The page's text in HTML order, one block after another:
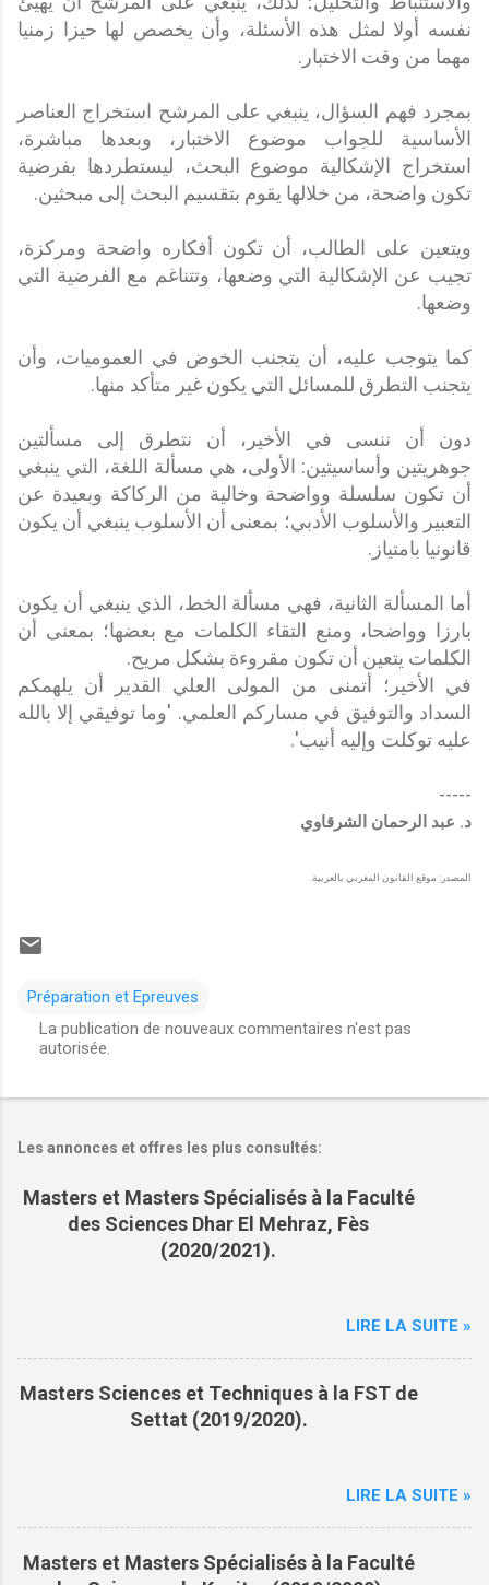
نفسه أولا لمثل هذه الأسئلة، وأن يخصص لها حيزا زمنيا
مهما من وقت الاختبار.
بمجرد فهم السؤال، ينبغي على المرشح استخراج العناصر
الأساسية للجواب موضوع الاختبار، وبعدها مباشرة،
استخراج الإشكالية موضوع البحث، ليستطردها بفرضية
تكون واضحة، من خلالها يقوم بتقسيم البحث إلى مبحثين.
ويتعين على الطالب، أن تكون أفكاره واضحة ومركزة،
تجيب عن الإشكالية التي وضعها، وتتناغم مع الفرضية التي
وضعها.
كما يتوجب عليه، أن يتجنب الخوض في العموميات، وأن
يتجنب التطرق للمسائل التي يكون غير متأكد منها.
دون أن ننسى في الأخير، أن نتطرق إلى مسألتين
جوهريتين وأساسيتين: الأولى، هي مسألة اللغة، التي ينبغي
أن تكون سلسلة وواضحة وخالية من الركاكة وبعيدة عن
التعبير والأسلوب الأدبي؛ بمعنى أن الأسلوب ينبغي أن يكون
قانونيا بامتياز.
أما المسألة الثانية، فهي مسألة الخط، الذي ينبغي أن يكون
بارزا وواضحا، ومنع التقاء الكلمات مع بعضها؛ بمعنى أن
الكلمات يتعين أن تكون مقروءة بشكل مريح.
في الأخير؛ أتمنى من المولى العلي القدير أن يلهمكم
السداد والتوفيق في مساركم العلمي. 'وما توفيقي إلا بالله
عليه توكلت وإليه أنيب'.
-----
د. عبد الرحمان الشرقاوي
المصدر: موقع القانون المغربي بالعربية.
Préparation et Epreuves
C
m
n
e
s
La publication de nouveaux commentaires n'est pas
autorisée.
Les annonces et offres les plus consultés:
Masters et Masters Spécialisés à la Faculté
des Sciences Dhar El Mehraz, Fès
(2020/2021).
LIRE LA SUITE »
Masters Sciences et Techniques à la FST de
Settat (2019/2020).
LIRE LA SUITE »
Masters et Masters Spécialisés à la Faculté